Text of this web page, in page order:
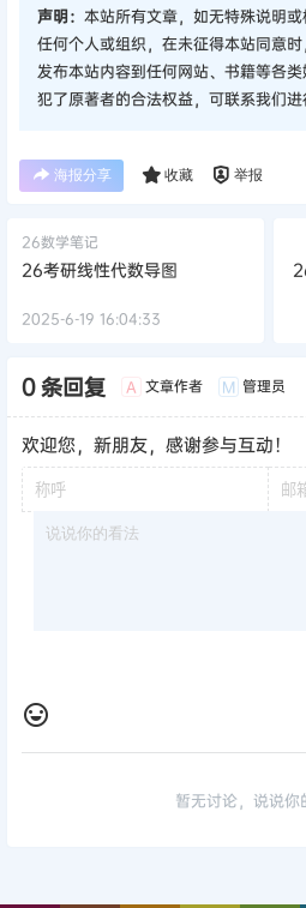
声明： 本站所有文章，如无特殊说明或
任何个人或组织，在未征得本站同意时
发布本站内容到任何网站、书籍等各
犯了原著者的合法权益，可联系我们进
海报分享 收藏 举报
26数学笔记
26考研线性代数导图
2025-6-19 16:04:33
0 条回复 A 文章作者 M 管理员
欢迎您，新朋友，感谢参与互动！
暂无讨论，说说你